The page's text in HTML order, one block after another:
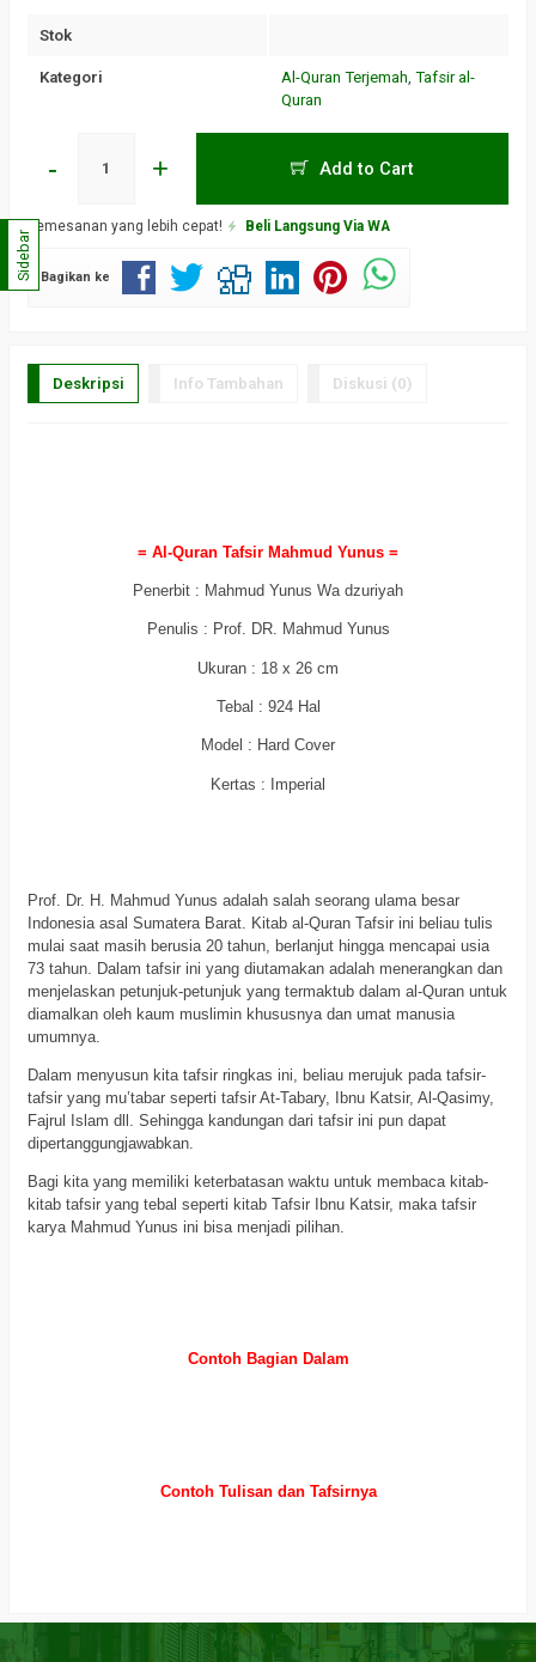
Stok
Kategori Al-Quran Terjemah, Tafsir al-
Quran
- + Add to Cart
Pemesanan yang lebih cepat! Beli Langsung Via WA
Bagikan ke
Deskripsi Info Tambahan Diskusi (0)
= Al-Quran Tafsir Mahmud Yunus =
Penerbit : Mahmud Yunus Wa dzuriyah
Penulis : Prof. DR. Mahmud Yunus
Ukuran : 18 x 26 cm
Tebal : 924 Hal
Model : Hard Cover
Kertas : Imperial
Prof. Dr. H. Mahmud Yunus adalah salah seorang ulama besar
Indonesia asal Sumatera Barat. Kitab al-Quran Tafsir ini beliau tulis
mulai saat masih berusia 20 tahun, berlanjut hingga mencapai usia
73 tahun. Dalam tafsir ini yang diutamakan adalah menerangkan dan
menjelaskan petunjuk-petunjuk yang termaktub dalam al-Quran untuk
diamalkan oleh kaum muslimin khususnya dan umat manusia
umumnya.
Dalam menyusun kita tafsir ringkas ini, beliau merujuk pada tafsir-
tafsir yang mu’tabar seperti tafsir At-Tabary, Ibnu Katsir, Al-Qasimy,
Fajrul Islam dll. Sehingga kandungan dari tafsir ini pun dapat
dipertanggungjawabkan.
Bagi kita yang memiliki keterbatasan waktu untuk membaca kitab-
kitab tafsir yang tebal seperti kitab Tafsir Ibnu Katsir, maka tafsir
karya Mahmud Yunus ini bisa menjadi pilihan.
Contoh Bagian Dalam
Contoh Tulisan dan Tafsirnya
Sidebar